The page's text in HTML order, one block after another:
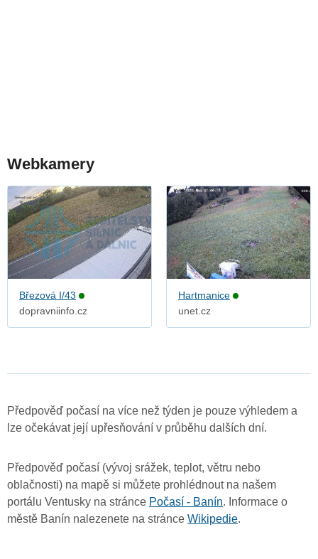
Webkamery
Březová I/43
dopravniinfo.cz
Hartmanice
unet.cz
Předpověď počasí na více než týden je pouze výhledem a
lze očekávat její upřesňování v průběhu dalších dní.
Předpověď počasí (vývoj srážek, teplot, větru nebo
oblačnosti) na mapě si můžete prohlédnout na našem
portálu Ventusky na stránce Počasí - Banín. Informace o
městě Banín nalezenete na stránce Wikipedie.